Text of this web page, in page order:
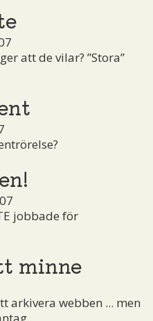
att de vilar? ”Stora”
jobbade för
minne
arkivera webben ... men